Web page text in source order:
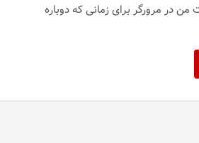
در مرورگر برای زمانی که دوباره